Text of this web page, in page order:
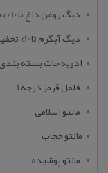
دیگ روغن داغ تا 10% تخفیف
دیگ آبگرم تا 10% تخفیف
ادویه جات بسته بندی
فلفل قرمز درجه 1
مانتو اسلامی
مانتو حجاب
مانتو پوشیده